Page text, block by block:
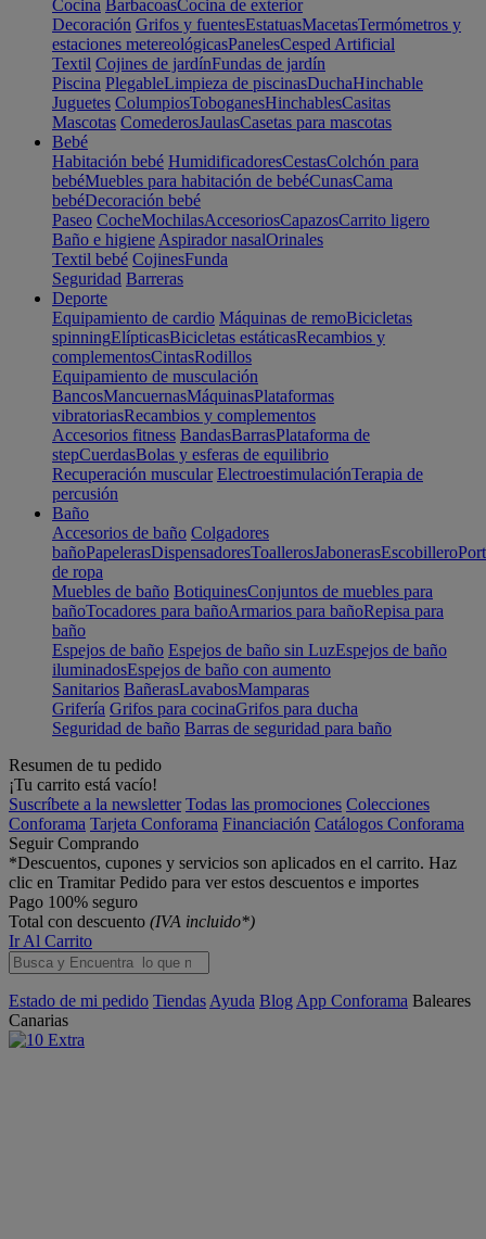
Cocina BarbacoasCocina de exterior
Decoración Grifos y fuentesEstatuasMacetasTermómetros y
estaciones metereológicasPanelesCesped Artificial
Textil Cojines de jardínFundas de jardín
Piscina PlegableLimpieza de piscinasDuchaHinchable
Juguetes ColumpiosToboganesHinchablesCasitas
Mascotas ComederosJaulasCasetas para mascotas
Bebé
Habitación bebé HumidificadoresCestasColchón para
bebéMuebles para habitación de bebéCunasCama
bebéDecoración bebé
Paseo CocheMochilasAccesoriosCapazosCarrito ligero
Baño e higiene Aspirador nasalOrinales
Textil bebé CojinesFunda
Seguridad Barreras
Deporte
Equipamiento de cardio Máquinas de remoBicicletas
spinningElípticasBicicletas estáticasRecambios y
complementosCintasRodillos
Equipamiento de musculación
BancosMancuernasMáquinasPlataformas
vibratoriasRecambios y complementos
Accesorios fitness BandasBarrasPlataforma de
stepCuerdasBolas y esferas de equilibrio
Recuperación muscular ElectroestimulaciónTerapia de
percusión
Baño
Accesorios de baño Colgadores
bañoPapelerasDispensadoresToallerosJabonerasEscobillero
de ropa
Muebles de baño BotiquinesConjuntos de muebles para
bañoTocadores para bañoArmarios para bañoRepisa para
baño
Espejos de baño Espejos de baño sin LuzEspejos de baño
iluminadosEspejos de baño con aumento
Sanitarios BañerasLavabosMamparas
Grifería Grifos para cocinaGrifos para ducha
Seguridad de baño Barras de seguridad para baño
Resumen de tu pedido
¡Tu carrito está vacío!
Suscríbete a la newsletter Todas las promociones Colecciones
Conforama Tarjeta Conforama Financiación Catálogos Conforama
Seguir Comprando
*Descuentos, cupones y servicios son aplicados en el carrito. Haz
clic en Tramitar Pedido para ver estos descuentos e importes
Pago 100% seguro
Total con descuento (IVA incluido*)
Ir Al Carrito
Estado de mi pedido Tiendas Ayuda Blog App Conforama Baleares
Canarias